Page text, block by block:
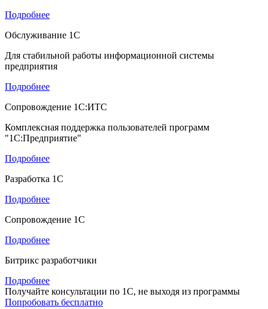
Подробнее
Обслуживание 1С
Для стабильной работы информационной системы
предприятия
Подробнее
Сопровождение 1С:ИТС
Комплексная поддержка пользователей программ
"1С:Предприятие"
Подробнее
Разработка 1С
Подробнее
Сопровождение 1С
Подробнее
Битрикс разработчики
Подробнее
Получайте консультации по 1С, не выходя из программы
Попробовать бесплатно